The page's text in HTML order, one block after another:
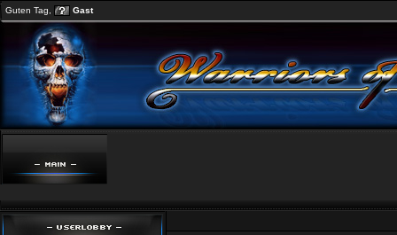
Guten Tag, Gast